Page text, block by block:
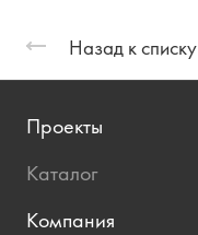
Назад к списку
Проекты
Каталог
Компания